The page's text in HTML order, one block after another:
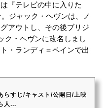
『テレビの中に入りた
ジャック・ヘヴンは、ノ
アウトし、その後ブリジ
ク・ヘヴンに改名しまし
・ランディ＝ペインで出
らすじ/キャスト/公開日/上映
人...